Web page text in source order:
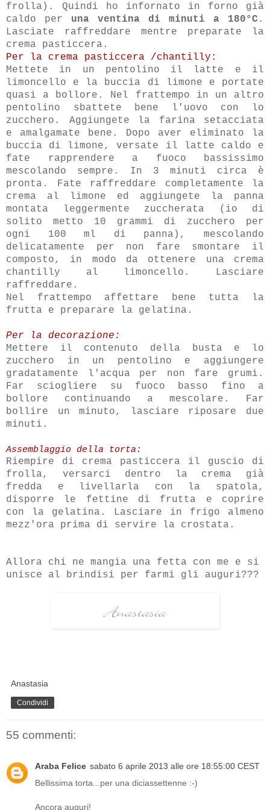
frolla). Quindi ho infornato in forno già
caldo per una ventina di minuti a 180°C .
Lasciate raffreddare mentre preparate la
crema pasticcera.
Per la crema pasticcera /chantilly:
Mettete in un pentolino il latte e il
limoncello e la buccia di limone e portate
quasi a bollore. Nel frattempo in un altro
pentolino sbattete bene l'uovo con lo
zucchero. Aggiungete la farina setacciata
e amalgamate bene. Dopo aver eliminato la
buccia di limone, versate il latte caldo e
fate rapprendere a fuoco bassissimo
mescolando sempre. In 3 minuti circa è
pronta. Fate raffreddare completamente la
crema al limone ed aggiungete la panna
montata leggermente zuccherata (io di
solito metto 10 grammi di zucchero per
ogni 100 ml di panna), mescolando
delicatamente per non fare smontare il
composto, in modo da ottenere una crema
chantilly al limoncello. Lasciare
raffreddare.
Nel frattempo affettare bene tutta la
frutta e preparare la gelatina.
Per la decorazione:
Mettere il contenuto della busta e lo
zucchero in un pentolino e aggiungere
gradatamente l'acqua per non fare grumi.
Far sciogliere su fuoco basso fino a
bollore continuando a mescolare. Far
bollire un minuto, lasciare riposare due
minuti.
Assemblaggio della torta:
Riempire di crema pasticcera il guscio di
frolla, versarci dentro la crema già
fredda e livellarla con la spatola,
disporre le fettine di frutta e coprire
con la gelatina. Lasciare in frigo almeno
mezz'ora prima di servire la crostata.
Allora chi ne mangia una fetta con me e si
unisce al brindisi per farmi gli auguri???
Anastasia
Condividi
55 commenti:
Araba Felice sabato 6 aprile 2013 alle ore 18:55:00 CEST
Bellissima torta...per una diciassettenne :-)
Ancora auguri!